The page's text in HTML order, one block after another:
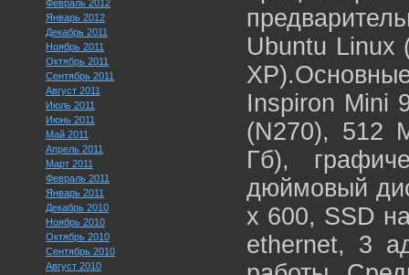
Февраль 2012
Январь 2012
Декабрь 2011
Ноябрь 2011
Октябрь 2011
Сентябрь 2011
Август 2011
Июль 2011
Июнь 2011
Май 2011
Апрель 2011
Март 2011
Февраль 2011
Январь 2011
Декабрь 2010
Ноябрь 2010
Октябрь 2010
Сентябрь 2010
Август 2010
Ubuntu Linux
Inspiron Mini
(N270), 512
Гб),
дюймовый
x 600, SSD
ethernet, 3